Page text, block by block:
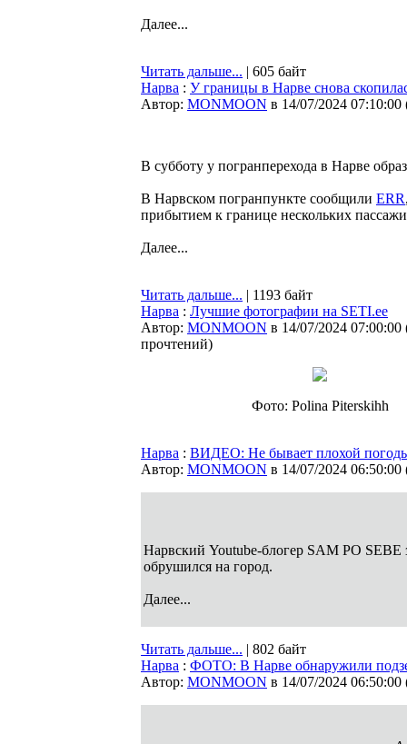
Далее...
Читать дальше... | 605 байт
Нарва : У границы в Нарве снова
Автор: MONMOON в 14/07/2024 07:10:00
В субботу у погранперехода в Нарве
В Нарвском погранпункте сообщили ERR
прибытием к границе нескольких
Далее...
Читать дальше... | 1193 байт
Нарва : Лучшие фотографии на SETI.ee
Автор: MONMOON в 14/07/2024 07:00:00
прочтений)
Фото: Polina Piterskihh
Нарва : ВИДЕО: Не бывает плохой
Автор: MONMOON в 14/07/2024 06:50:00
Нарвский Youtube-блогер SAM PO SEBE
обрушился на город.
Далее...
Читать дальше... | 802 байт
Нарва : ФОТО: В Нарве обнаружили
Автор: MONMOON в 14/07/2024 06:50:00